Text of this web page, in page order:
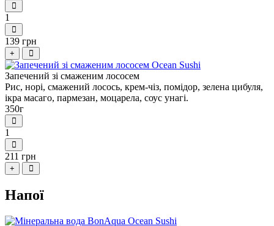
1
139 грн
+
Запечений зі смаженим лососем
Рис, норі, смажений лосось, крем-чіз, помідор, зелена цибуля,
ікра масаго, пармезан, моцарела, соус унагі.
350г
1
211 грн
+
Напої